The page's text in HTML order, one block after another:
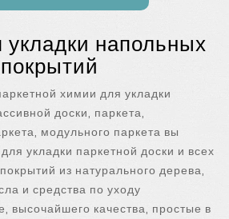
напольных
покрытий
химии для укладки
доски, паркета,
модульного паркета вы
укладки паркетной доски и всех
из натурального дерева,
и средства по уходу
высочайшего качества, простые в